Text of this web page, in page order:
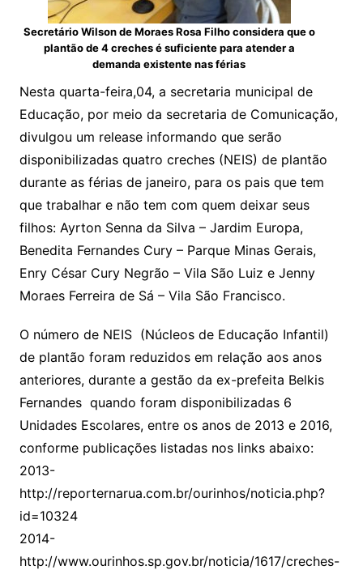
Secretário Wilson de Moraes Rosa Filho considera que o
plantão de 4 creches é suficiente para atender a
demanda existente nas férias
Nesta quarta-feira,04, a secretaria municipal de
Educação, por meio da secretaria de Comunicação,
divulgou um release informando que serão
disponibilizadas quatro creches (NEIS) de plantão
durante as férias de janeiro, para os pais que tem
que trabalhar e não tem com quem deixar seus
filhos: Ayrton Senna da Silva – Jardim Europa,
Benedita Fernandes Cury – Parque Minas Gerais,
Enry César Cury Negrão – Vila São Luiz e Jenny
Moraes Ferreira de Sá – Vila São Francisco.
O número de NEIS (Núcleos de Educação Infantil)
de plantão foram reduzidos em relação aos anos
anteriores, durante a gestão da ex-prefeita Belkis
Fernandes quando foram disponibilizadas 6
Unidades Escolares, entre os anos de 2013 e 2016,
conforme publicações listadas nos links abaixo:
2013-
http://reporternarua.com.br/ourinhos/noticia.php?
id=10324
2014-
http://www.ourinhos.sp.gov.br/noticia/1617/creches-